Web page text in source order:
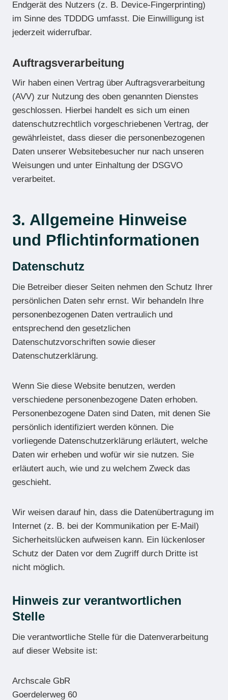
Endgerät des Nutzers (z. B. Device-Fingerprinting)
im Sinne des TDDDG umfasst. Die Einwilligung ist
jederzeit widerrufbar.
Auftragsverarbeitung
Wir haben einen Vertrag über Auftragsverarbeitung
(AVV) zur Nutzung des oben genannten Dienstes
geschlossen. Hierbei handelt es sich um einen
datenschutzrechtlich vorgeschriebenen Vertrag, der
gewährleistet, dass dieser die personenbezogenen
Daten unserer Websitebesucher nur nach unseren
Weisungen und unter Einhaltung der DSGVO
verarbeitet.
3. Allgemeine Hinweise
und Pflicht­informationen
Datenschutz
Die Betreiber dieser Seiten nehmen den Schutz Ihrer
persönlichen Daten sehr ernst. Wir behandeln Ihre
personenbezogenen Daten vertraulich und
entsprechend den gesetzlichen
Datenschutzvorschriften sowie dieser
Datenschutzerklärung.
Wenn Sie diese Website benutzen, werden
verschiedene personenbezogene Daten erhoben.
Personenbezogene Daten sind Daten, mit denen Sie
persönlich identifiziert werden können. Die
vorliegende Datenschutzerklärung erläutert, welche
Daten wir erheben und wofür wir sie nutzen. Sie
erläutert auch, wie und zu welchem Zweck das
geschieht.
Wir weisen darauf hin, dass die Datenübertragung im
Internet (z. B. bei der Kommunikation per E-Mail)
Sicherheitslücken aufweisen kann. Ein lückenloser
Schutz der Daten vor dem Zugriff durch Dritte ist
nicht möglich.
Hinweis zur verantwortlichen
Stelle
Die verantwortliche Stelle für die Datenverarbeitung
auf dieser Website ist:
Archscale GbR
Goerdelerweg 60